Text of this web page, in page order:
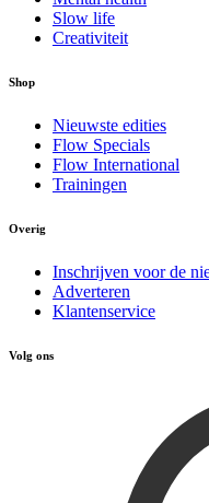
Slow life
Creativiteit
Shop
Nieuwste edities
Flow Specials
Flow International
Trainingen
Overig
Inschrijven voor de
Adverteren
Klantenservice
Volg ons